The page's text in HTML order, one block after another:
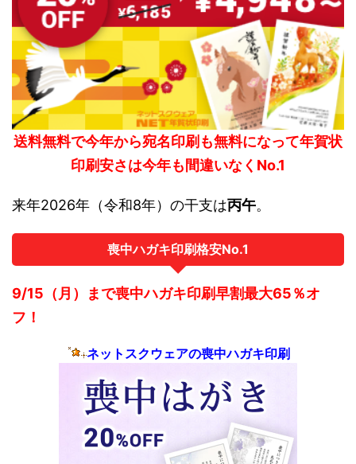
送料無料で今年から宛名印刷も無料になって年賀状
印刷安さは今年も間違いなくNo.1
来年2026年（令和8年）の干支は丙午。
喪中ハガキ印刷格安No.1
9/15（月）まで喪中ハガキ印刷早割最大65％オ
フ！
ネットスクウェアの喪中ハガキ印刷